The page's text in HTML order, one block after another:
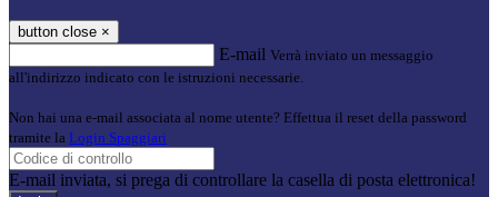
button close ×
E-mail Verrà inviato un messaggio
all'indirizzo indicato con le istruzioni necessarie.
Non hai una e-mail associata al nome utente? Effettua il reset della password
tramite la Login Spaggiari
E-mail inviata, si prega di controllare la casella di posta elettronica!